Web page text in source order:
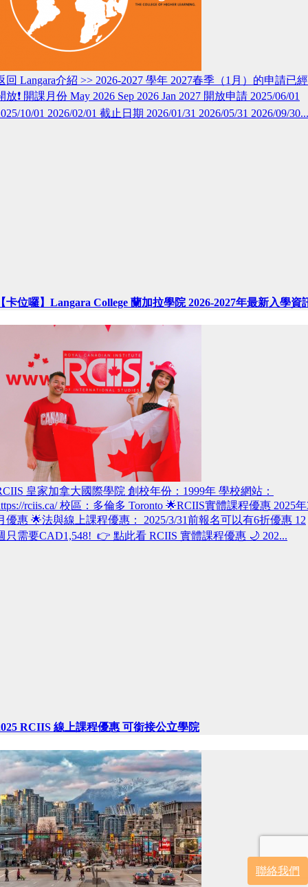
回 Langara介紹 >> 2026-2027 學年 2027春季（1月）的申請已經
放❗️ 開課月份 May 2026 Sep 2026 Jan 2027 開放申請 2025/06/01
10/01 2026/02/01 截止日期 2026/01/31 2026/05/31 2026/09/30...
卡位囉】Langara College 蘭加拉學院 2026-2027年最新入學資
皇家加拿大國際學院 創校年份：1999年 學校網站：
rciis.ca/ 校區：多倫多 Toronto 🌟RCIIS實體課程優惠 2025
優惠 🌟法與線上課程優惠： 2025/3/31前報名可以有6折優惠 12
只需要CAD1,548! 👉 點此看 RCIIS 實體課程優惠 🌙 202...
RCIIS 線上課程優惠 可銜接公立學院
聯絡我們